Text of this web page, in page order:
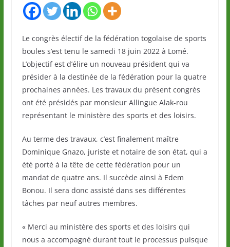
Le congrès électif de la fédération togolaise de sports
boules s’est tenu le samedi 18 juin 2022 à Lomé.
L’objectif est d’élire un nouveau président qui va
présider à la destinée de la fédération pour la quatre
prochaines années. Les travaux du présent congrès
ont été présidés par monsieur Allingue Alak-rou
représentant le ministère des sports et des loisirs.
Au terme des travaux, c’est finalement maître
Dominique Gnazo, juriste et notaire de son état, qui a
été porté à la tête de cette fédération pour un
mandat de quatre ans. Il succède ainsi à Edem
Bonou. Il sera donc assisté dans ses différentes
tâches par neuf autres membres.
« Merci au ministère des sports et des loisirs qui
nous a accompagné durant tout le processus puisque